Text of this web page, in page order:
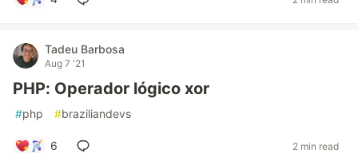
Tadeu Barbosa
Aug 7 '21
PHP: Operador lógico xor
#php #braziliandevs
6 2 min read